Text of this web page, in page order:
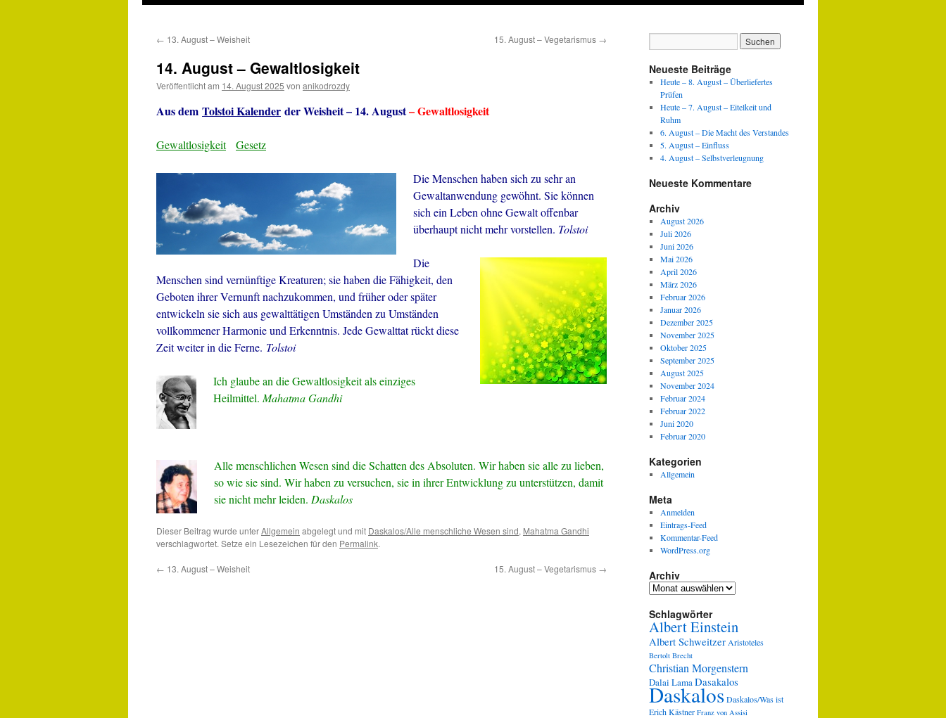
← 13. August – Weisheit 15. August – Vegetarismus →
14. August – Gewaltlosigkeit
Veröffentlicht am 14. August 2025 von anikodrozdy
Aus dem Tolstoi Kalender der Weisheit – 14. August– Gewaltlosigkeit
Gewaltlosigkeit Gesetz
Die Menschen haben sich zu sehr an
Gewaltanwendung gewöhnt. Sie können
sich ein Leben ohne Gewalt offenbar
überhaupt nicht mehr vorstellen. Tolstoi
Die
Menschen sind vernünftige Kreaturen; sie haben die Fähigkeit, den
Geboten ihrer Vernunft nachzukommen, und früher oder später
entwickeln sie sich aus gewalttätigen Umständen zu Umständen
vollkommener Harmonie und Erkenntnis. Jede Gewalttat rückt diese
Zeit weiter in die Ferne. Tolstoi
Ich glaube an die Gewaltlosigkeit als einziges
Heilmittel. Mahatma Gandhi
Alle menschlichen Wesen sind die Schatten des Absoluten. Wir haben sie alle zu lieben,
so wie sie sind. Wir haben zu versuchen, sie in ihrer Entwicklung zu unterstützen, damit
sie nicht mehr leiden. Daskalos
Dieser Beitrag wurde unterAllgemein abgelegt und mit Daskalos/Alle menschliche Wesen sind, Mahatma Gandhi
verschlagwortet. Setze ein Lesezeichen für den Permalink.
← 13. August – Weisheit 15. August – Vegetarismus →
Neueste Beiträge
Heute – 8. August – Überliefertes
Prüfen
Heute – 7. August – Eitelkeit und
Ruhm
6. August – Die Macht des Verstandes
5. August – Einfluss
4. August – Selbstverleugnung
Neueste Kommentare
Archiv
August 2026
Juli 2026
Juni 2026
Mai 2026
April 2026
März 2026
Februar 2026
Januar 2026
Dezember 2025
November 2025
Oktober 2025
September 2025
August 2025
November 2024
Februar 2024
Februar 2022
Juni 2020
Februar 2020
Kategorien
Allgemein
Meta
Anmelden
Eintrags-Feed
Kommentar-Feed
WordPress.org
Archiv
Archiv
Schlagwörter
Albert Einstein
Albert Schweitzer Aristoteles
Bertolt Brecht
Christian Morgenstern
Dalai LamaDasakalos
DaskalosDaskalos/Was ist
Erich Kästner Franz von Assisi